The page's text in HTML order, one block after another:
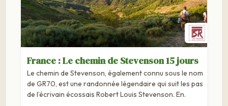
France : Le chemin de Stevenson 15 jours
Le chemin de Stevenson, également connu sous le nom
de GR70, est une randonnée légendaire qui suit les pas
de l’écrivain écossais Robert Louis Stevenson. En.